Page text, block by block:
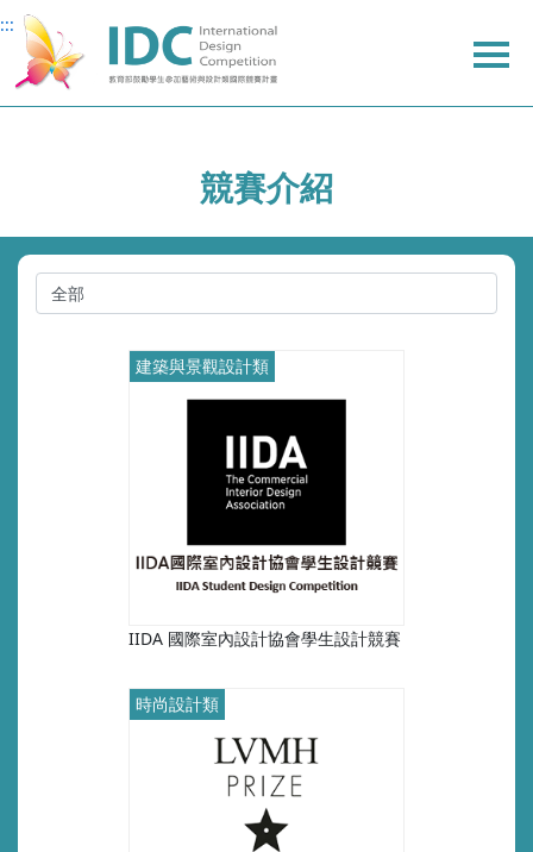
主
要
內
::: 主
要
內
上
方
選
競賽介紹
建築與景觀設計類
IIDA 國際室內設計協會學生設計競賽
時尚設計類